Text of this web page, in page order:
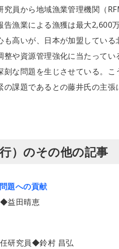
究員から地域漁業管理機関（
漁業による漁獲は最大2,600
高いが、日本が加盟している
や資源管理強化に当たって
な問題を生じさせている。
課題であるとの藤井氏の主張
）のその他の記事
題への貢献
◆益田晴恵
研究員◆鈴村 昌弘